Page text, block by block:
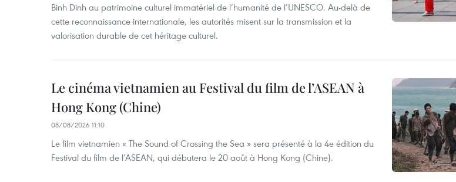
Binh Dinh au patrimoine culturel immatériel de l’humanité de l’UNESCO. Au-delà de
cette reconnaissance internationale, les autorités misent sur la transmission et la
valorisation durable de cet héritage culturel.
Le cinéma vietnamien au Festival du film de l’ASEAN à
Hong Kong (Chine)
08/08/2026 11:10
Le film vietnamien « The Sound of Crossing the Sea » sera présenté à la 4e édition du
Festival du film de l’ASEAN, qui débutera le 20 août à Hong Kong (Chine).